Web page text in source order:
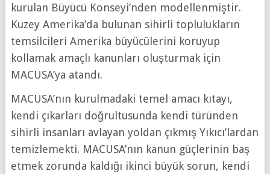
kurulan Büyücü Konseyi’nden modellenmiştir.
Kuzey Amerika’da bulunan sihirli toplulukların
temsilcileri Amerika büyücülerini koruyup
kollamak amaçlı kanunları oluşturmak için
MACUSA’ya atandı.
MACUSA’nın kurulmadaki temel amacı kıtayı,
kendi çıkarları doğrultusunda kendi türünden
sihirli insanları avlayan yoldan çıkmış Yıkıcı’lardan
temizlemekti. MACUSA’nın kanun güçlerinin baş
etmek zorunda kaldığı ikinci büyük sorun, kendi